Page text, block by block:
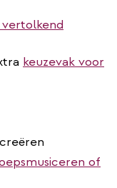
keuzevak voor
of